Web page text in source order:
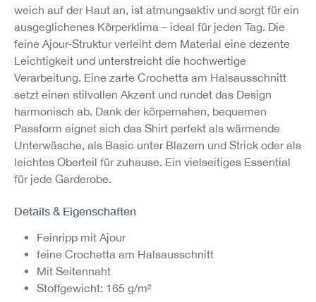
weich auf der Haut an, ist atmungsaktiv und sorgt für ein
ausgeglichenes Körperklima – ideal für jeden Tag. Die
feine Ajour-Struktur verleiht dem Material eine dezente
Leichtigkeit und unterstreicht die hochwertige
Verarbeitung. Eine zarte Crochetta am Halsausschnitt
setzt einen stilvollen Akzent und rundet das Design
harmonisch ab. Dank der körpernahen, bequemen
Passform eignet sich das Shirt perfekt als wärmende
Unterwäsche, als Basic unter Blazern und Strick oder als
leichtes Oberteil für zuhause. Ein vielseitiges Essential
für jede Garderobe.
Details & Eigenschaften
Feinripp mit Ajour
feine Crochetta am Halsausschnitt
Mit Seitennaht
Stoffgewicht: 165 g/m²